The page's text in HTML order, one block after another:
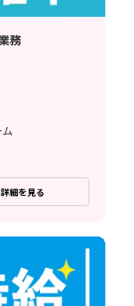
務
詳細を見る